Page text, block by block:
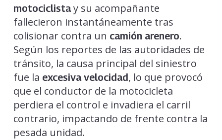
motociclistay su acompañante
fallecieron instantáneamente tras
colisionar contra un camión arenero.
Según los reportes de las autoridades de
tránsito, la causa principal del siniestro
fue la excesiva velocidad, lo que provocó
que el conductor de la motocicleta
perdiera el control e invadiera el carril
contrario, impactando de frente contra la
pesada unidad.